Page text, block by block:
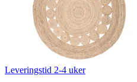
Leveringstid 2-4 uker